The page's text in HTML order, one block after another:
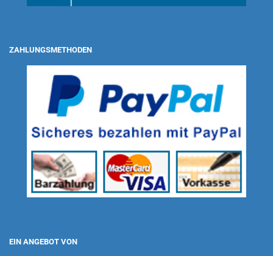
ZAHLUNGSMETHODEN
EIN ANGEBOT VON